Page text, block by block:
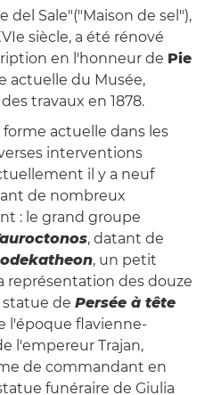
del Sale"("Maison de sel"),
siècle, a été rénové
en l'honneur de Pie
actuelle du Musée,
travaux en 1878.
actuelle dans les
interventions
il y a neuf
de nombreux
: le grand groupe
, datant de
, un petit
représentation des douze
statue de Persée à tête
l'époque flavienne-
l'empereur Trajan,
de commandant en
funéraire de Giulia